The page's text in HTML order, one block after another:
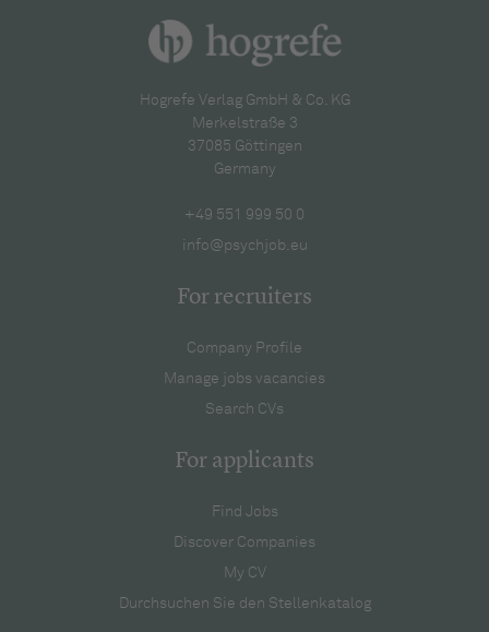
Hogrefe Verlag GmbH & Co. KG
Merkelstraße 3
37085 Göttingen
Germany
+49 551 999 50 0
info@psychjob.eu
For recruiters
Company Profile
Manage jobs vacancies
Search CVs
For applicants
Find Jobs
Discover Companies
My CV
Durchsuchen Sie den Stellenkatalog